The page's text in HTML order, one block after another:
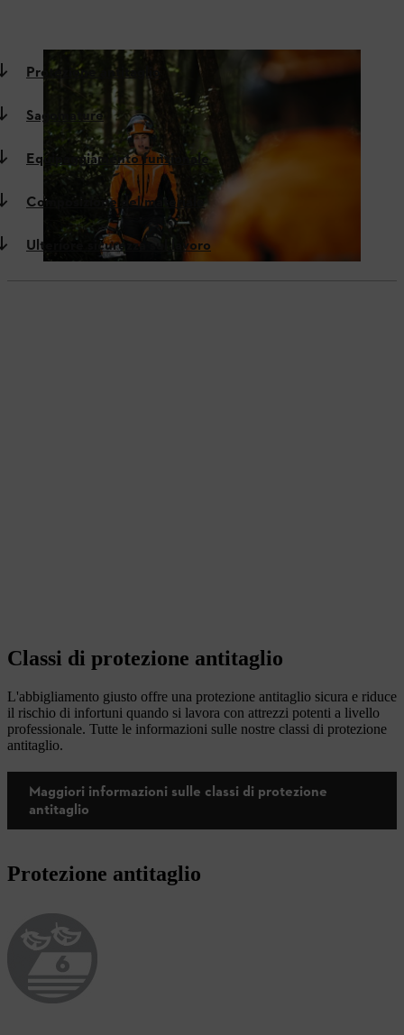
Protezione antitaglio
Sagomature
Equipaggiamento funzionale
Composizione del materiale
Ulteriore sicurezza sul lavoro
Classi di protezione antitaglio
L'abbigliamento giusto offre una protezione antitaglio sicura e riduce
il rischio di infortuni quando si lavora con attrezzi potenti a livello
professionale. Tutte le informazioni sulle nostre classi di protezione
antitaglio.
Maggiori informazioni sulle classi di protezione
antitaglio
Protezione antitaglio